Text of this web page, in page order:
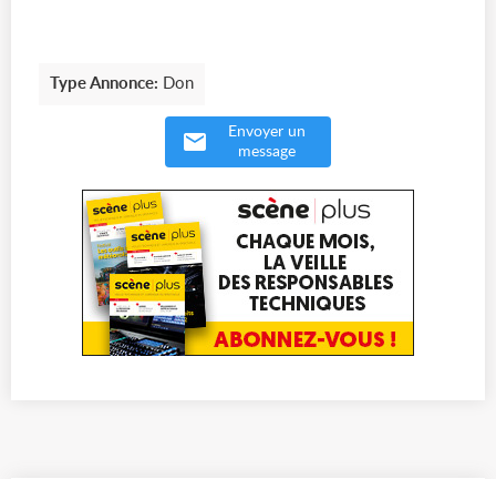
Type Annonce: Don
Envoyer un
message